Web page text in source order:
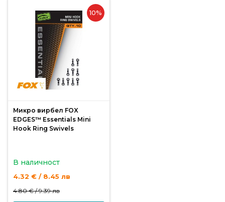
Поръчка
доставка
Връщане
Условия
за
Политика
за
поверителност
10%
Микро вирбел FOX
EDGES™ Essentials Mini
Hook Ring Swivels
В наличност
4.32 € / 8.45 лв
4.80 € /9.39 лв